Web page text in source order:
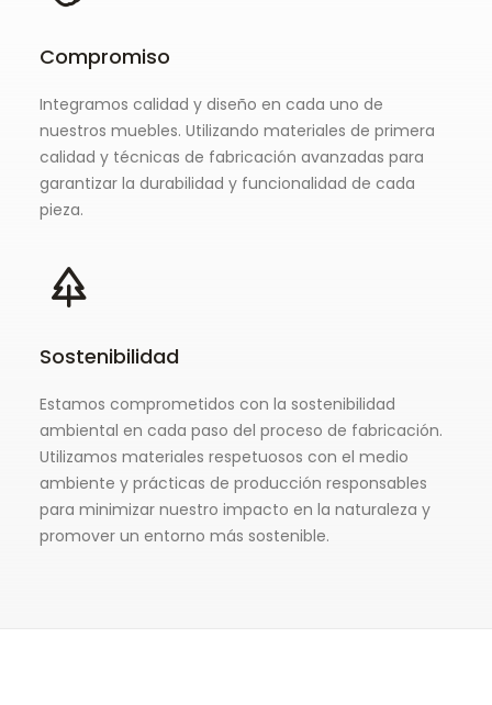
Compromiso
Integramos calidad y diseño en cada uno de
nuestros muebles. Utilizando materiales de primera
calidad y técnicas de fabricación avanzadas para
garantizar la durabilidad y funcionalidad de cada
pieza.
Sostenibilidad
Estamos comprometidos con la sostenibilidad
ambiental en cada paso del proceso de fabricación.
Utilizamos materiales respetuosos con el medio
ambiente y prácticas de producción responsables
para minimizar nuestro impacto en la naturaleza y
promover un entorno más sostenible.